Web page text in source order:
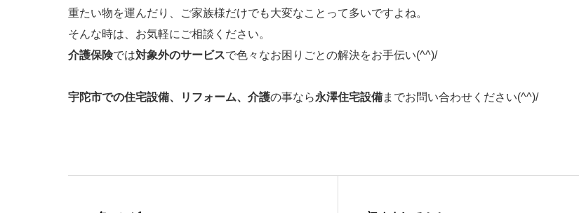
重たい物を運んだり、ご家族様だけでも大変なことって多いですよね。
そんな時は、お気軽にご相談ください。
介護保険では対象外のサービスで色々なお困りごとの解決をお手伝い(^^)/
宇陀市での住宅設備、リフォーム、介護の事なら永澤住宅設備までお問い合わせください(^^)/